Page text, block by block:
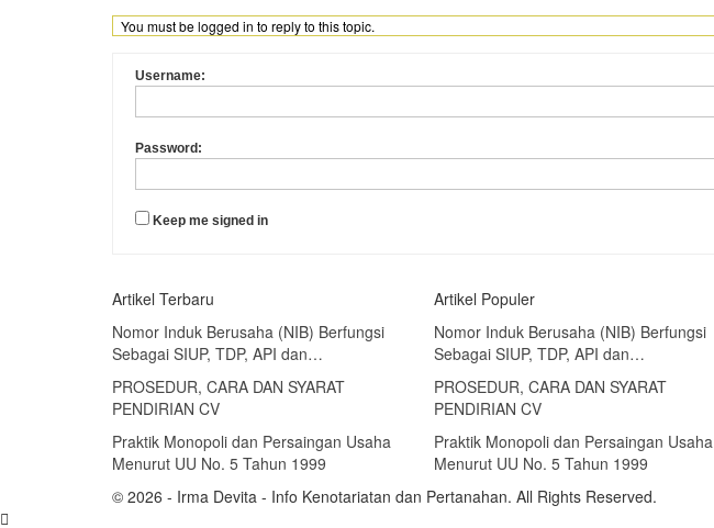
You must be logged in to reply to this topic.
Username:
Password:
Keep me signed in
Artikel Terbaru
Nomor Induk Berusaha (NIB) Berfungsi
Sebagai SIUP, TDP, API dan…
PROSEDUR, CARA DAN SYARAT
PENDIRIAN CV
Praktik Monopoli dan Persaingan Usaha
Menurut UU No. 5 Tahun 1999
Artikel Populer
Nomor Induk Berusaha (NIB) Berfungsi
Sebagai SIUP, TDP, API dan…
PROSEDUR, CARA DAN SYARAT
PENDIRIAN CV
Praktik Monopoli dan Persaingan Usaha
Menurut UU No. 5 Tahun 1999
© 2026 - Irma Devita - Info Kenotariatan dan Pertanahan. All Rights Reserved.